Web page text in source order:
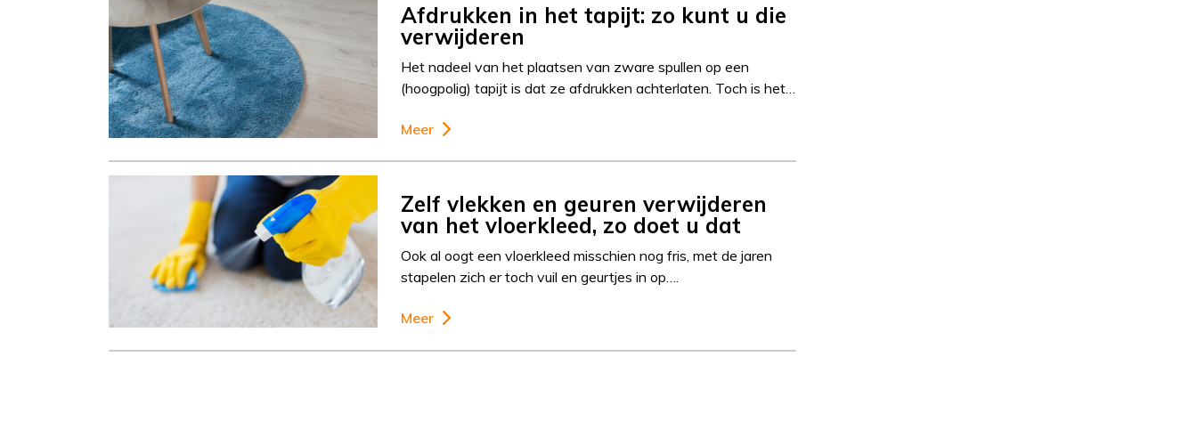
Afdrukken in het tapijt: zo kunt u die
verwijderen
Het nadeel van het plaatsen van zware spullen op een
(hoogpolig) tapijt is dat ze afdrukken achterlaten. Toch is het…
Meer
Zelf vlekken en geuren verwijderen
van het vloerkleed, zo doet u dat
Ook al oogt een vloerkleed misschien nog fris, met de jaren
stapelen zich er toch vuil en geurtjes in op….
Meer